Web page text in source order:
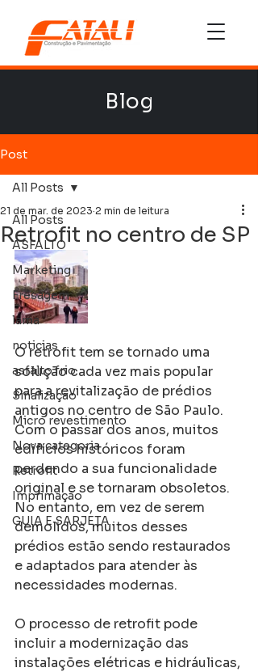
Blog
Post
All Posts
ASFALTO
Marketing
Fresagem
lama
noticias
asfalto frio
Sinalização
Micro revestimento
Nova categoria
Retrofit
Imprimação
GUIA E SARJETA
All Posts
Retrofit no centro de SP
21 de mar. de 2023 2 min de leitura
O retrofit tem se tornado uma
solução cada vez mais popular
para a revitalização de prédios
antigos no centro de São Paulo.
Com o passar dos anos, muitos
edifícios históricos foram
perdendo a sua funcionalidade
original e se tornaram obsoletos.
No entanto, em vez de serem
demolidos, muitos desses
prédios estão sendo restaurados
e adaptados para atender às
necessidades modernas.
O processo de retrofit pode
incluir a modernização das
instalações elétricas e hidráulicas,